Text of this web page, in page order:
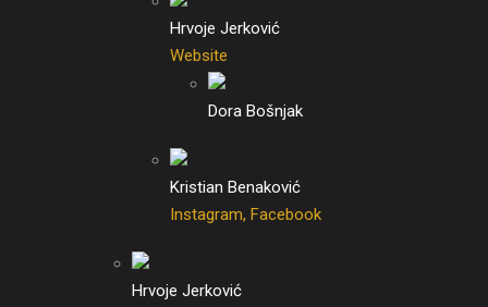
Hrvoje Jerković
Website
Dora Bošnjak
Kristian Benaković
Instagram, Facebook
Hrvoje Jerković